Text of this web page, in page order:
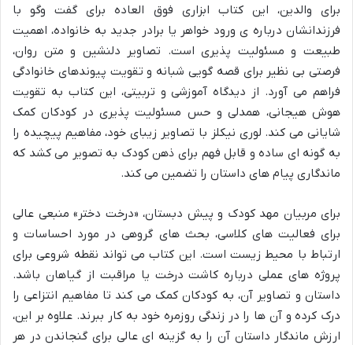
برای والدین، این کتاب ابزاری فوق العاده برای گفت وگو با
فرزندانشان درباره ی ورود خواهر یا برادر جدید به خانواده، اهمیت
طبیعت و مسئولیت پذیری است. تصاویر دلنشین و متن روان،
فرصتی بی نظیر برای قصه گویی شبانه و تقویت پیوندهای خانوادگی
فراهم می آورد. از دیدگاه آموزشی و تربیتی، این کتاب به تقویت
هوش هیجانی، همدلی و حس مسئولیت پذیری در کودکان کمک
شایانی می کند. لوری نیکلز با تصاویر زیبای خود، مفاهیم پیچیده را
به گونه ای ساده و قابل فهم برای ذهن کودک به تصویر می کشد که
ماندگاری پیام های داستان را تضمین می کند.
برای مربیان مهد کودک و پیش دبستان، «درخت دختر» منبعی عالی
برای فعالیت های کلاسی، بحث های گروهی در مورد احساسات و
ارتباط با محیط زیست است. این کتاب می تواند نقطه شروعی برای
پروژه های عملی درباره کاشت درخت یا مراقبت از گیاهان باشد.
داستان و تصاویر آن، به کودکان کمک می کند تا مفاهیم انتزاعی را
درک کرده و آن ها را در زندگی روزمره خود به کار ببرند. علاوه بر این،
ارزش ماندگار داستان آن را به گزینه ای عالی برای گنجاندن در هر